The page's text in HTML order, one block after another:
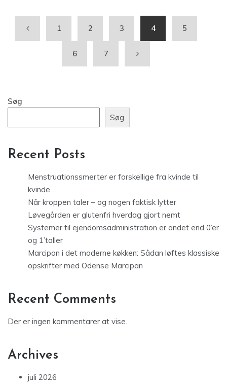
1 2 3 4 5
6 7
Søg
Søg
Recent Posts
Menstruationssmerter er forskellige fra kvinde til
kvinde
Når kroppen taler – og nogen faktisk lytter
Løvegården er glutenfri hverdag gjort nemt
Systemer til ejendomsadministration er andet end 0’er
og 1’taller
Marcipan i det moderne køkken: Sådan løftes klassiske
opskrifter med Odense Marcipan
Recent Comments
Der er ingen kommentarer at vise.
Archives
juli 2026